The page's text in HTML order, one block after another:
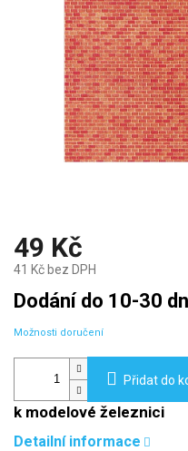
49 Kč
41 Kč bez DPH
Měrná
cena:
Dodání do 10-30
Možnosti doručení
Přidat do
k modelové železnici
Detailní informace